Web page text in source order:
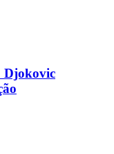
Djokovic